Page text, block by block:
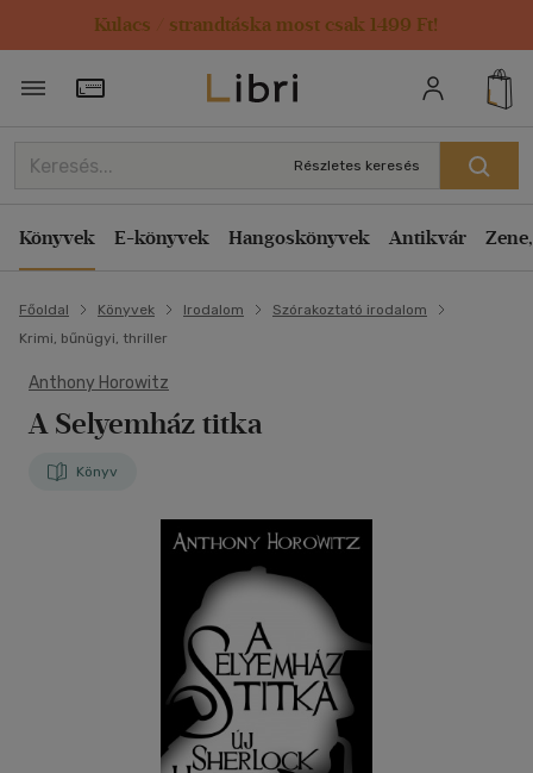
Kulacs / strandtáska most csak 1499 Ft!
Törzsvásárlói Kártya adatai
Részletes keresés
Könyvek E-könyvek Hangoskönyvek Antikvár
Főoldal Könyvek Irodalom
Szórakoztató irodalom
Krimi, bűnügyi, thriller
Anthony Horowitz
A Selyemház titka
Könyv